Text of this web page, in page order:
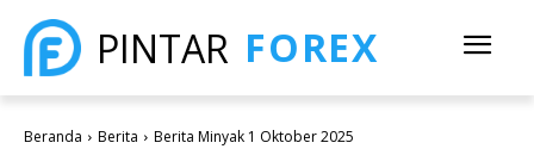
PINTAR FOREX
Beranda Berita Berita Minyak 1 Oktober 2025